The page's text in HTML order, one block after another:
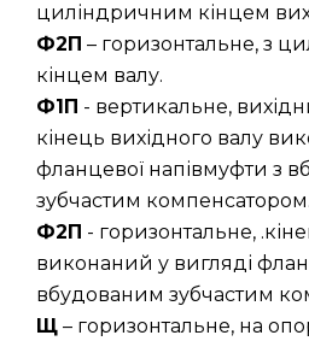
циліндричним кінцем
Ф2П – горизонтальне, з
кінцем валу.
Ф1П - вертикальне,
кінець вихідного валу
фланцевої напівмуфти з
зубчастим компенсатором.
Ф2П - горизонтальне,
виконаний у вигляді
вбудованим зубчастим
Щ – горизонтальне, на